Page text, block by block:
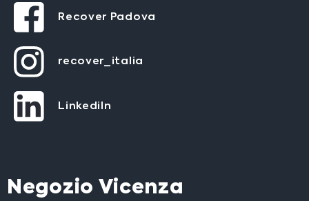
Recover Padova
recover_italia
LinkediIn
Negozio Vicenza